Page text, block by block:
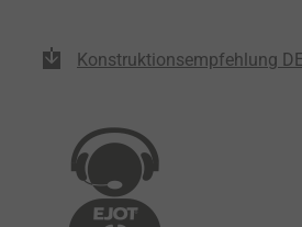
Konstruktionsempfehlung